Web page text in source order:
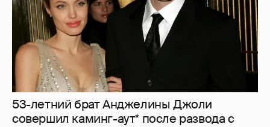
53-летний брат Анджелины Джоли
совершил каминг-аут* после развода с